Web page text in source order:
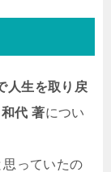
人生を取り戻
代 著につい
っていたの